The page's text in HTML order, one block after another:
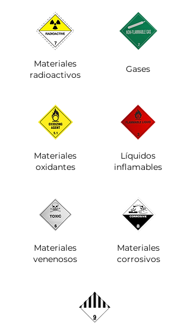
Materiales
radioactivos
Materiales
oxidantes
Gases
Líquidos
inflamables
Materiales
venenosos
Materiales
corrosivos